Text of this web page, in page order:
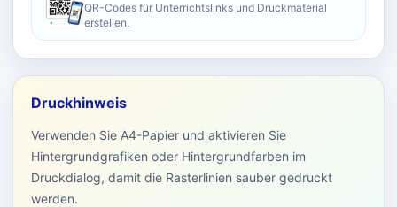
QR-Codes für Unterrichtslinks und Druckmaterial
erstellen.
Druckhinweis
Verwenden Sie A4-Papier und aktivieren Sie
Hintergrundgrafiken oder Hintergrundfarben im
Druckdialog, damit die Rasterlinien sauber gedruckt
werden.